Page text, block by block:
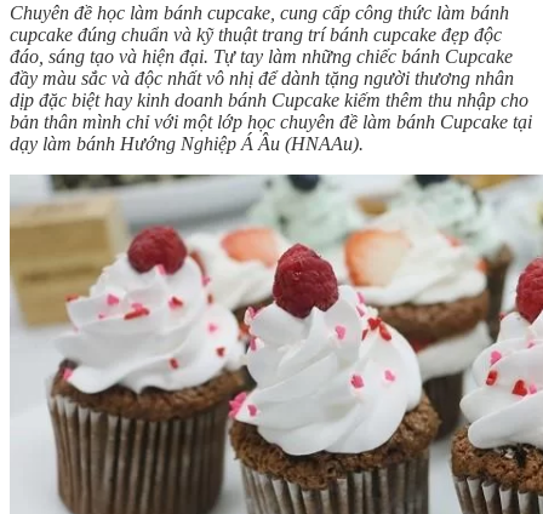
Chuyên đề học làm bánh cupcake, cung cấp công thức làm bánh
cupcake đúng chuẩn và kỹ thuật trang trí bánh cupcake đẹp độc
đáo, sáng tạo và hiện đại. Tự tay làm những chiếc bánh Cupcake
đầy màu sắc và độc nhất vô nhị để dành tặng người thương nhân
dịp đặc biệt hay kinh doanh bánh Cupcake kiếm thêm thu nhập cho
bản thân mình chỉ với một lớp học chuyên đề làm bánh Cupcake tại
dạy làm bánh Hướng Nghiệp Á Âu (HNAAu).